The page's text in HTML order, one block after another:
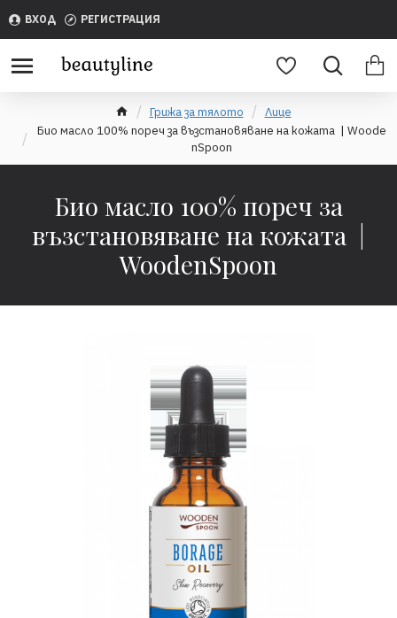
ВХОД РЕГИСТРАЦИЯ
Грижа за тялото
Лице
Био масло 100% пореч за възстановяване на кожата | Woode
nSpoon
Био масло 100% пореч за
възстановяване на кожата |
WoodenSpoon